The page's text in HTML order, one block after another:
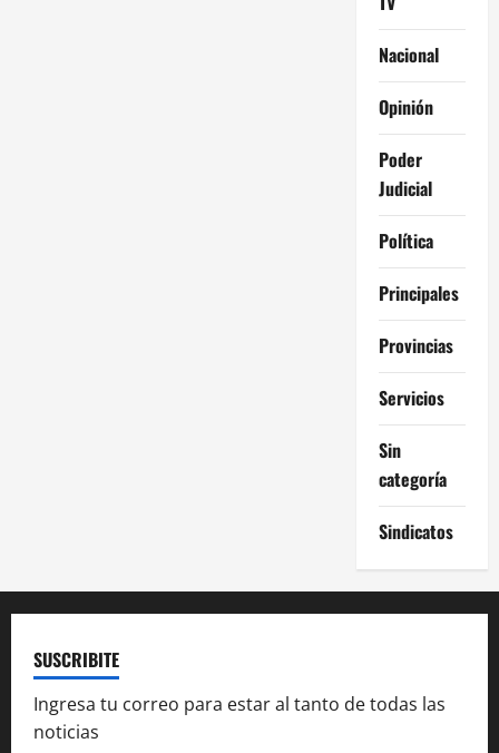
Nacional
Opinión
Poder
Judicial
Política
Principales
Provincias
Servicios
Sin
categoría
Sindicatos
SUSCRIBITE
Ingresa tu correo para estar al tanto de todas las
noticias